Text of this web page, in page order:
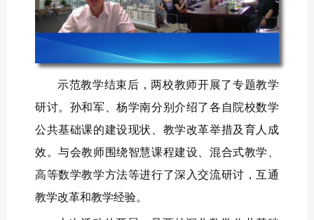
示范教学结束后，两校教师开展了专题教学
研讨。孙和军、杨学南分别介绍了各自院校数学
公共基础课的建设现状、教学改革举措及育人成
效。与会教师围绕智慧课程建设、混合式教学、
高等数学教学方法等进行了深入交流研讨，互通
教学改革和教学经验。